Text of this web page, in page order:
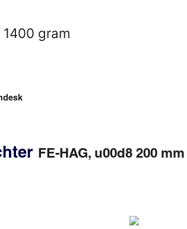
gram
FE-HAG, u00d8 200 mm